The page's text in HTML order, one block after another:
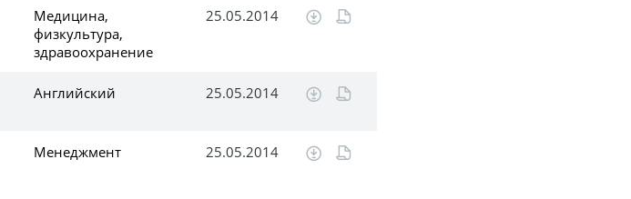
Медицина,
физкультура,
здравоохранение
25.05.2014
Английский 25.05.2014
Менеджмент 25.05.2014